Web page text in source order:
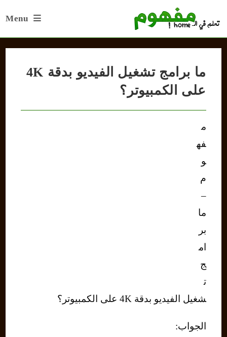
Menu
ما برامج تشغيل الفيديو بدقة 4K
على الكمبيوتر؟
م
فه
و
م
–
ما
بر
ام
ج
ت
شغيل الفيديو بدقة 4K على الكمبيوتر؟
الجواب: